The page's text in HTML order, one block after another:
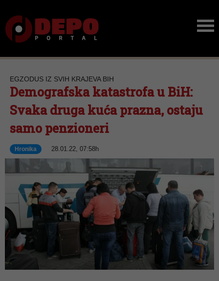
EGZODUS IZ SVIH KRAJEVA BIH
Demografska katastrofa u BiH:
Svaka druga kuća prazna, ostaju
samo penzioneri
Hronika 28.01.22, 07:58h